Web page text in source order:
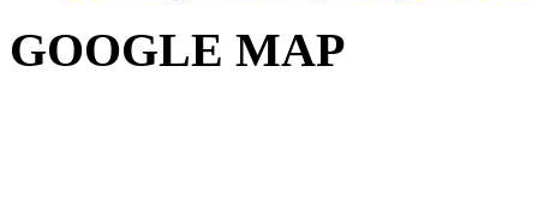
GOOGLE MAP